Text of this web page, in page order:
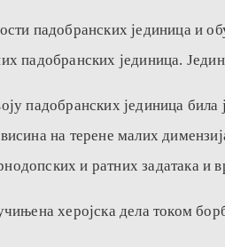
падобранских јединица и
падобранских јединица.
падобранских јединица
на терене малих
и ратних задатака и
херојска дела током